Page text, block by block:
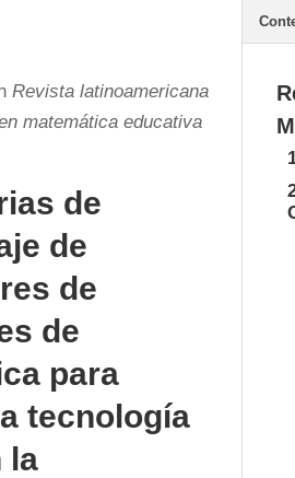
Revista latinoamericana
matemática educativa
de
de
de
de
para
tecnología
la